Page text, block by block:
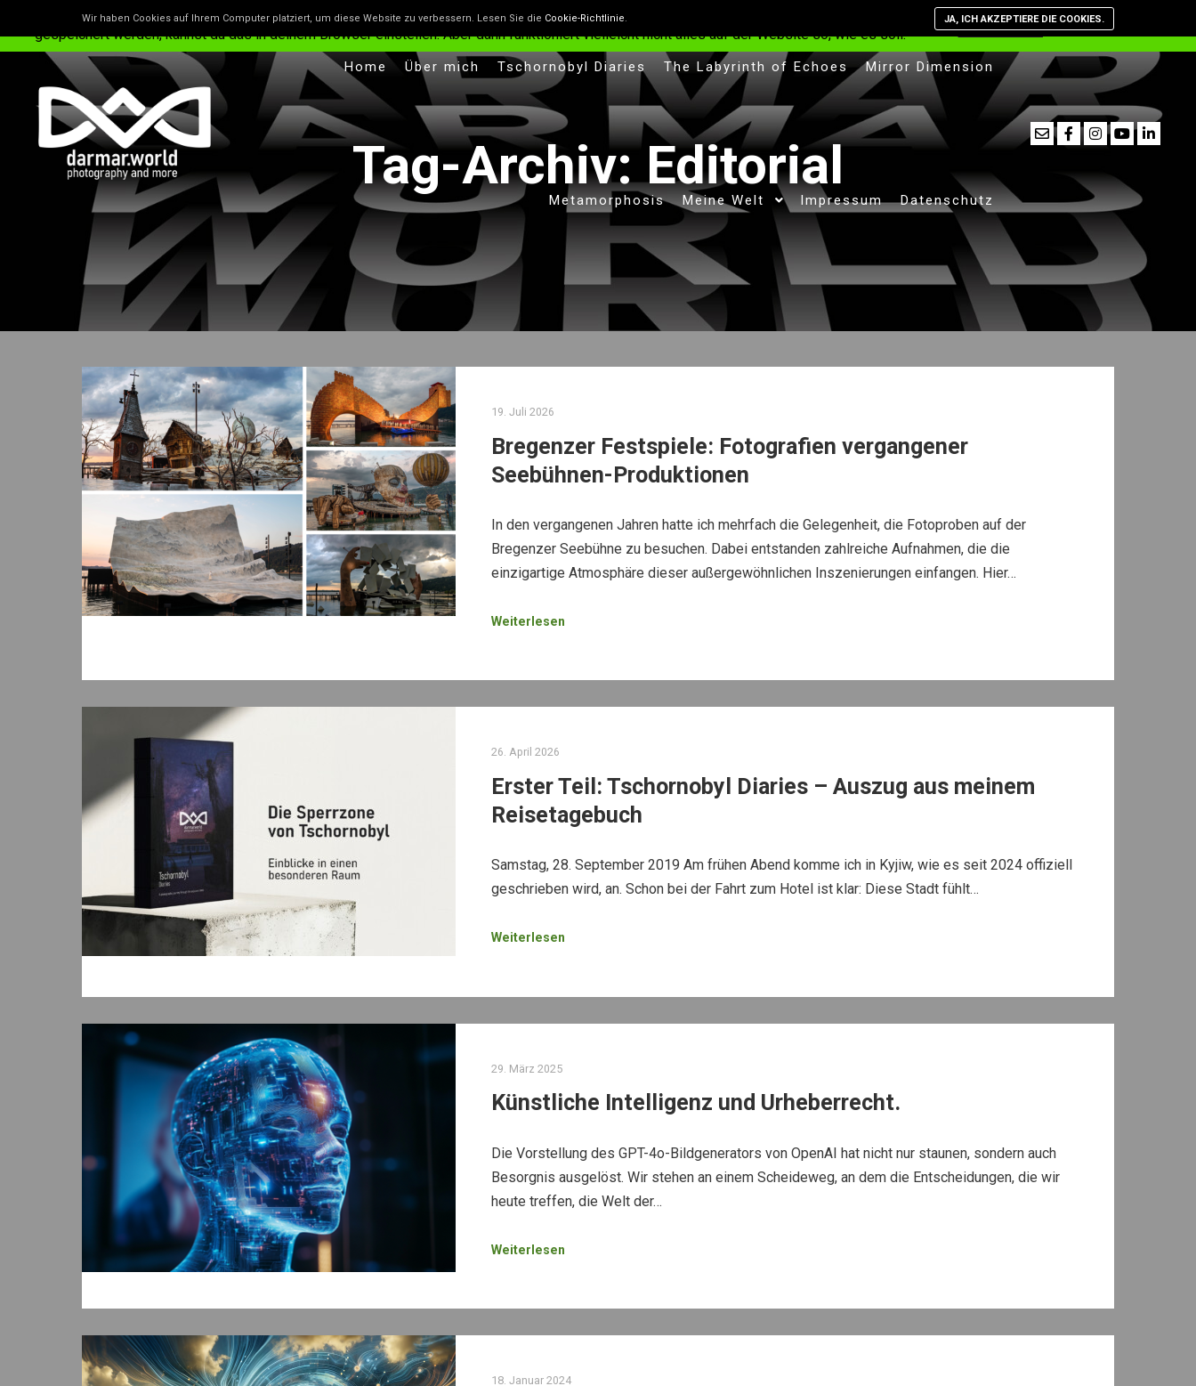
Home Über mich Tschornobyl Diaries The Labyrinth of Echoes Mirror Dimension
Metamorphosis Meine Welt Impressum Datenschutz
Tag-Archiv:Editorial
19. Juli 2026
Bregenzer Festspiele: Fotografien vergangener
Seebühnen-Produktionen
In den vergangenen Jahren hatte ich mehrfach die Gelegenheit, die Fotoproben auf der
Bregenzer Seebühne zu besuchen. Dabei entstanden zahlreiche Aufnahmen, die die
einzigartige Atmosphäre dieser außergewöhnlichen Inszenierungen einfangen. Hier…
Weiterlesen
26. April 2026
Erster Teil: Tschornobyl Diaries – Auszug aus meinem
Reisetagebuch
Samstag, 28. September 2019 Am frühen Abend komme ich in Kyjiw, wie es seit 2024 offiziell
geschrieben wird, an. Schon bei der Fahrt zum Hotel ist klar: Diese Stadt fühlt…
Weiterlesen
29. März 2025
Künstliche Intelligenz und Urheberrecht.
Die Vorstellung des GPT-4o-Bildgenerators von OpenAI hat nicht nur staunen, sondern auch
Besorgnis ausgelöst. Wir stehen an einem Scheideweg, an dem die Entscheidungen, die wir
heute treffen, die Welt der…
Weiterlesen
18. Januar 2024
Wir haben Cookies auf Ihrem Computer platziert, um diese Website zu verbessern. Lesen Sie die Cookie-Richtlinie. JA, ICH AKZEPTIERE DIE COOKIES.
Unsere Website benutzt Cookies – das sind kleine Dateien, die helfen, die Website besser zu machen. Wenn du nicht willst, dass Cookies
gespeichert werden, kannst du das in deinem Browser einstellen. Aber dann funktioniert vielleicht nicht alles auf der Website so, wie es soll.
Verstanden